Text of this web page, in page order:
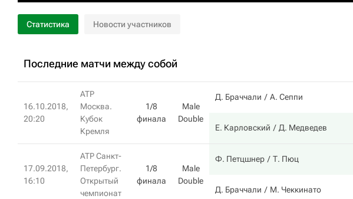
Статистика Новости участников
Последние матчи между собой
16.10.2018,
20:20
ATP
Москва.
Кубок
Кремля
1/8
финала
Male
Double
Д. Браччали А. Сеппи
Е. Карловский Д. Медведев
17.09.2018,
16:10
ATP Санкт-
Петербург.
Открытый
чемпионат
1/8
финала
Male
Double
Ф. Петцшнер Т. Пюц
Д. Браччали М. Чеккинато